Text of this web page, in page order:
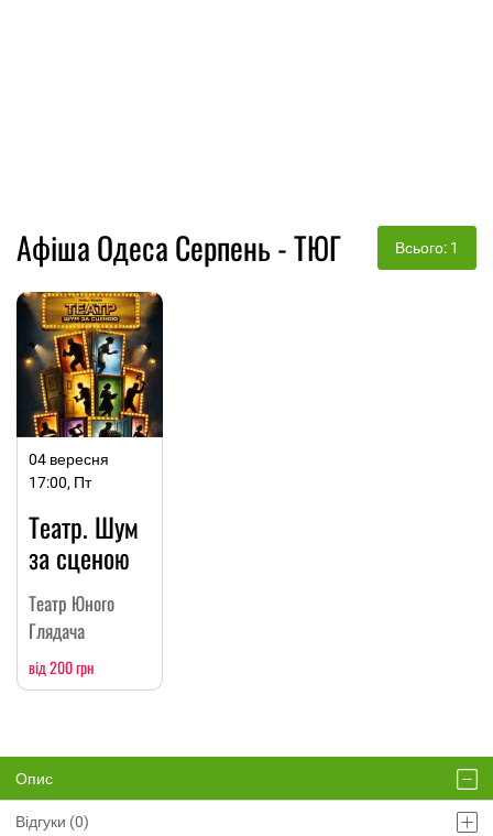
Афіша Одеса Серпень - ТЮГ Всього: 1
04 вересня
17:00, Пт
Театр. Шум
за сценою
Театр Юного
Глядача
від 200 грн
Опис
Відгуки (0)